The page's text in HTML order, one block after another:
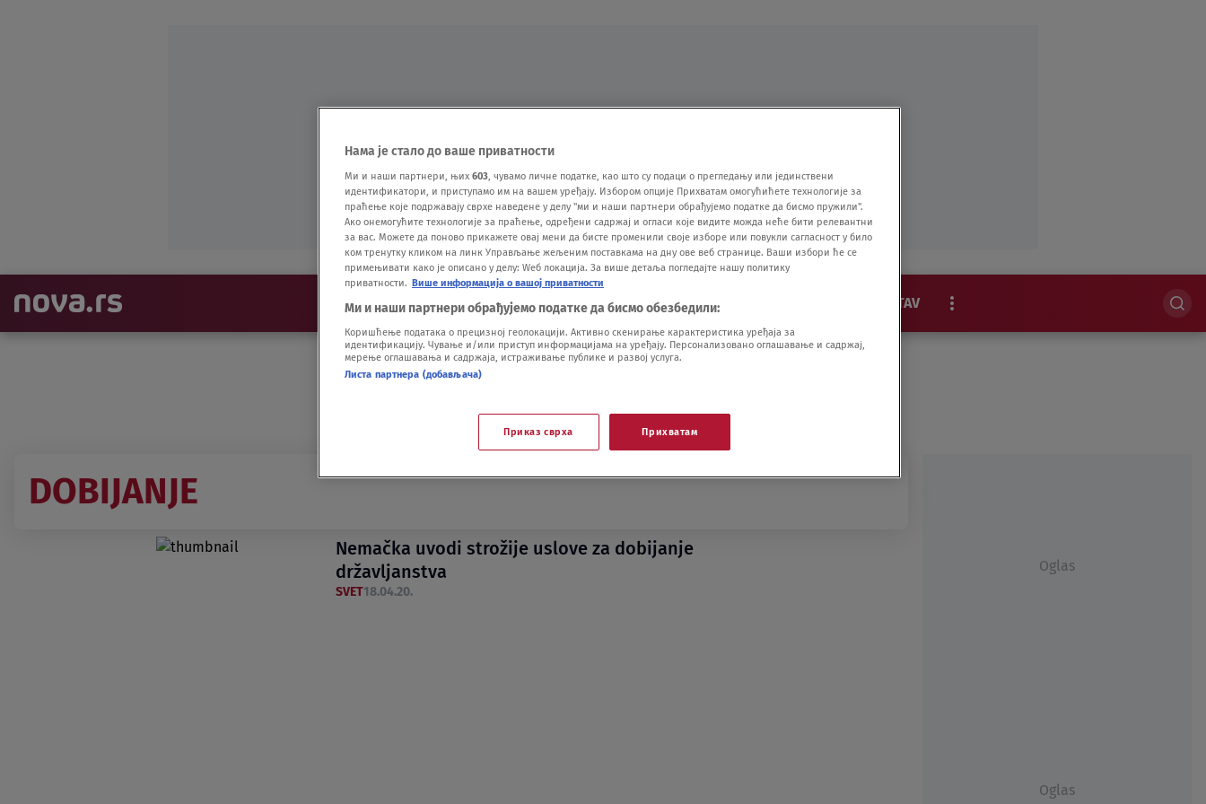
NAJNOVIJE VESTI SHOW SPORT VIDEO NOVA BAZA STAV
EKSKLUZIVNO
DOBIJANJE
Nemačka uvodi strožije uslove za dobijanje
državljanstva
SVET18.04.20.
Oglas
Oglas
Нама је стало до ваше приватности
Ми и наши партнери, њих 603, чувамо личне податке, као што су подаци о прегледању или јединствени
идентификатори, и приступамо им на вашем уређају. Избором опције Прихватам омогућићете технологије за
праћење које подржавају сврхе наведене у делу "ми и наши партнери обрађујемо податке да бисмо пружили".
Ако онемогућите технологије за праћење, одређени садржај и огласи које видите можда неће бити релевантни
за вас. Можете да поново прикажете овај мени да бисте променили своје изборе или повукли сагласност у било
ком тренутку кликом на линк Управљање жељеним поставкама на дну ове веб странице. Ваши избори ће се
примењивати како је описано у делу: Wеб локација. За више детаља погледајте нашу политику
приватности. Више информација о вашој приватности
Ми и наши партнери обрађујемо податке да бисмо обезбедили:
Коришћење података о прецизној геолокацији. Активно скенирање карактеристика уређаја за
идентификацију. Чување и/или приступ информацијама на уређају. Персонализовано оглашавање и садржај,
мерење оглашавања и садржаја, истраживање публике и развој услуга.
Листа партнера (добављача)
Приказ сврха Прихватам